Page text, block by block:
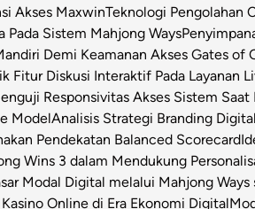
Akses MaxwinTeknologi Pengolahan
Pada Sistem Mahjong Ways
Demi Keamanan Akses Gates of
Fitur Diskusi Interaktif Pada Layanan
Responsivitas Akses Sistem
ModelAnalisis Strategi Branding
Pendekatan Balanced Scorecard
Wins 3 dalam Mendukung
Modal Digital melalui Mahjong
Online di Era Ekonomi Digital